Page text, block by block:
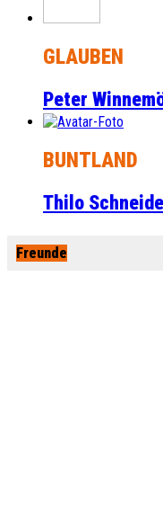
GLAUBEN
Peter
BUNTLAND
Thilo
Freunde